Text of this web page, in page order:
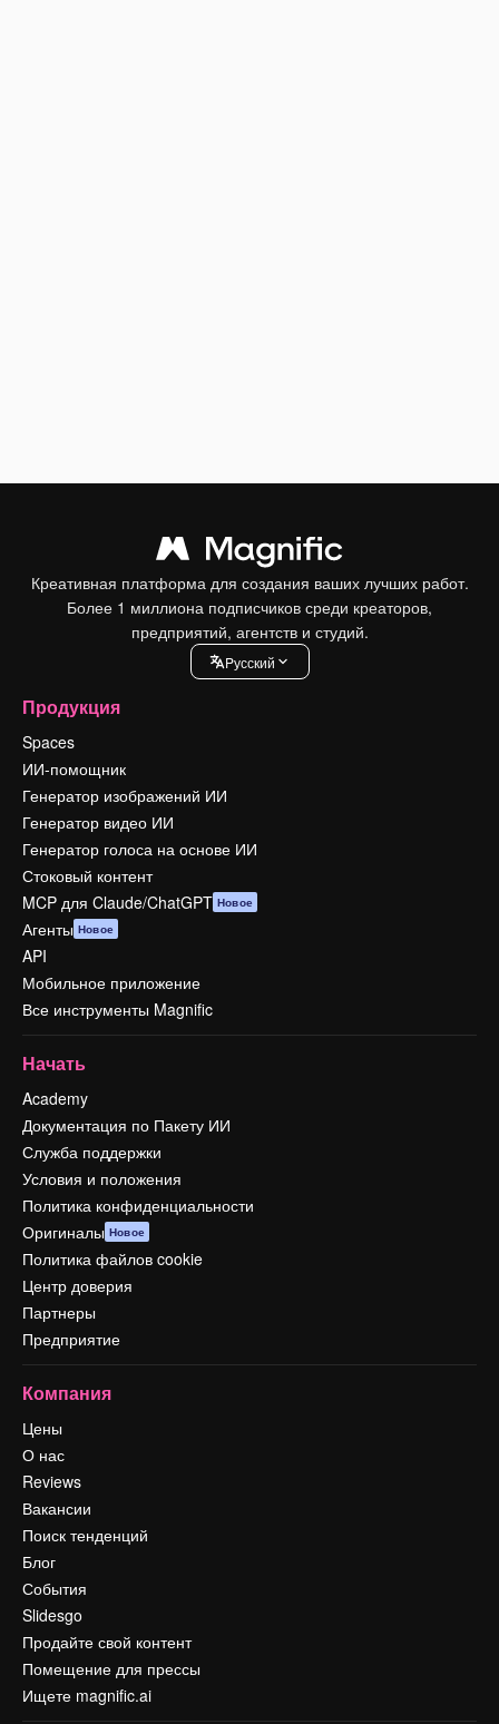
Креативная платформа для создания ваших лучших работ.
Более 1 миллиона подписчиков среди креаторов,
предприятий, агентств и студий.
Pусский
Продукция
Spaces
ИИ-помощник
Генератор изображений ИИ
Генератор видео ИИ
Генератор голоса на основе ИИ
Стоковый контент
MCP для Claude/ChatGPT Новое
Агенты Новое
API
Мобильное приложение
Все инструменты Magnific
Начать
Academy
Документация по Пакету ИИ
Служба поддержки
Условия и положения
Политика конфиденциальности
Оригиналы Новое
Политика файлов cookie
Центр доверия
Партнеры
Предприятие
Компания
Цены
О нас
Reviews
Вакансии
Поиск тенденций
Блог
События
Slidesgo
Продайте свой контент
Помещение для прессы
Ищете magnific.ai